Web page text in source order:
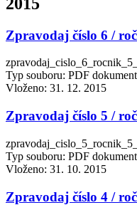
Zpravodaj číslo 6 /
Typ souboru: PDF
Vloženo: 31. 12. 2015
Zpravodaj číslo 5 /
Typ souboru: PDF
Vloženo: 31. 10. 2015
Zpravodaj číslo 4 /